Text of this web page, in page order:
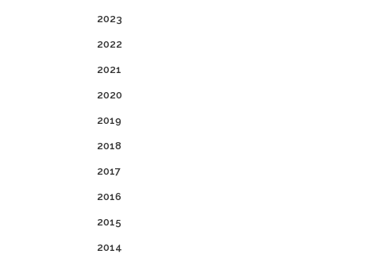
2023
2022
2021
2020
2019
2018
2017
2016
2015
2014